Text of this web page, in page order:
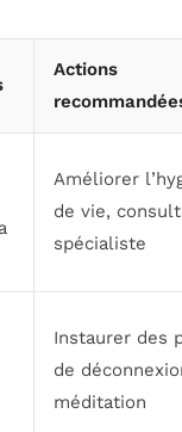
Actions
Améliorer
de vie,
spécialiste
Instaurer des
de
méditation